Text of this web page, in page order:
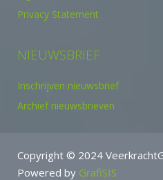
Privacy Statement
NIEUWSBRIEF
Inschrijven nieuwsbrief
Archief nieuwsbrieven
Copyright © 2024
Powered by GrafiSIS